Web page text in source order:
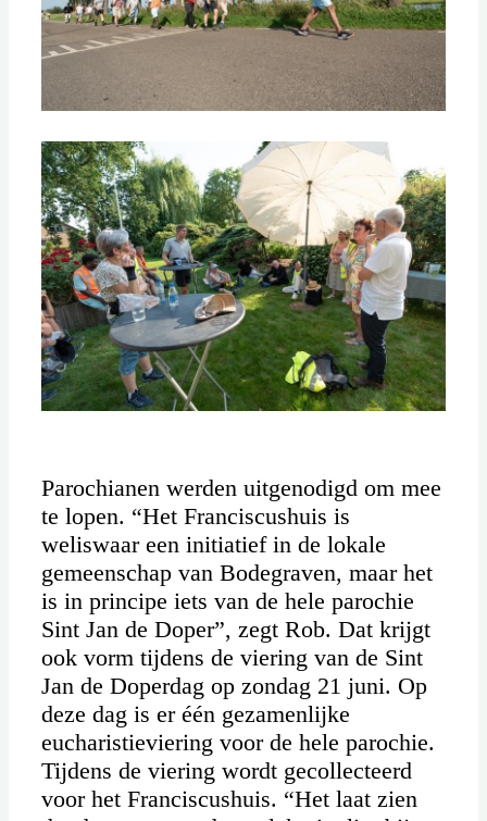
Parochianen werden uitgenodigd om mee
te lopen. “Het Franciscushuis is
weliswaar een initiatief in de lokale
gemeenschap van Bodegraven, maar het
is in principe iets van de hele parochie
Sint Jan de Doper”, zegt Rob. Dat krijgt
ook vorm tijdens de viering van de Sint
Jan de Doperdag op zondag 21 juni. Op
deze dag is er één gezamenlijke
eucharistieviering voor de hele parochie.
Tijdens de viering wordt gecollecteerd
voor het Franciscushuis. “Het laat zien